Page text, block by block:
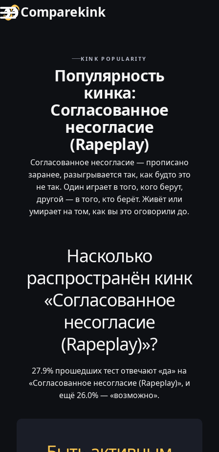
Comparekink
KINK POPULARITY
Популярность
кинка:
Согласованное
несогласие
(Rapeplay)
Согласованное несогласие — прописано
заранее, разыгрывается так, как будто это
не так. Один играет в того, кого берут,
другой — в того, кто берёт. Живёт или
умирает на том, как вы это оговорили до.
Насколько
распространён кинк
«Согласованное
несогласие
(Rapeplay)»?
27.9% прошедших тест отвечают «да» на
«Согласованное несогласие (Rapeplay)», и
ещё 26.0% — «возможно».